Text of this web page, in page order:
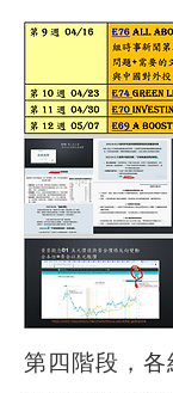
第四階段，